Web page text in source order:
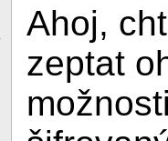
Ahoj,
zeptat